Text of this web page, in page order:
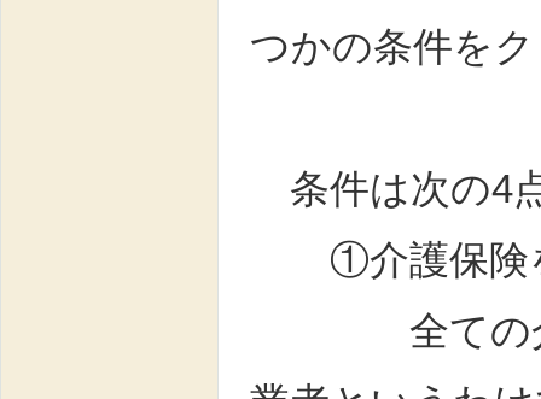
つかの条件を
条件は次の4
①介護保険を
全ての介護